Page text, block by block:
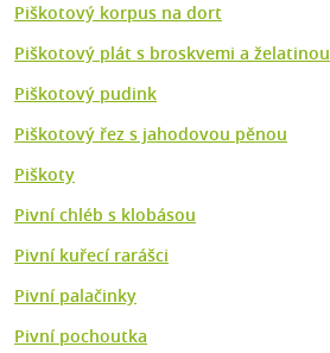
Piškotový korpus na dort
Piškotový plát s broskvemi a želatinou
Piškotový pudink
Piškotový řez s jahodovou pěnou
Piškoty
Pivní chléb s klobásou
Pivní kuřecí rarášci
Pivní palačinky
Pivní pochoutka